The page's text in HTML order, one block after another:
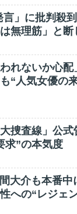
」に批判殺
無理筋」と断
われないか心
“人気女優の
捜査線」公
求”の本気度
大介も本番
への“レジェ